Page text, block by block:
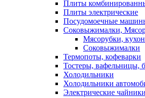
Плиты
Плиты электрические
Посудомоечные
Соковыжималки,
Мясорубки,
Соковыжималки
Термопоты, кофеварки
Тостеры, вафельницы,
Холодильники
Холодильники
Электрические чайники